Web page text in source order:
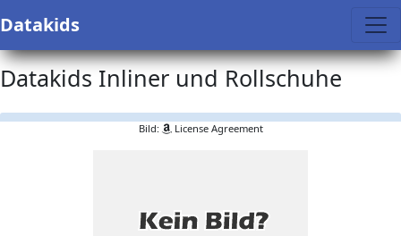
Datakids
Datakids Inliner und Rollschuhe
Bild: License Agreement